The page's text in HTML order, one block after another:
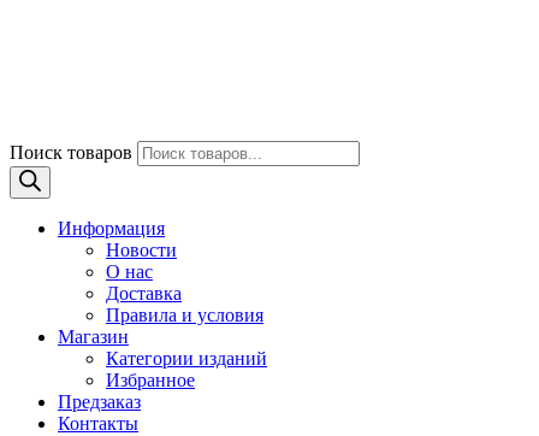
Поиск товаров
Информация
Новости
О нас
Доставка
Правила и условия
Магазин
Категории изданий
Избранное
Предзаказ
Контакты